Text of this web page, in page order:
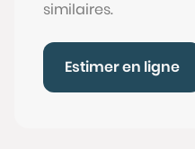
similaires.
Estimer en ligne